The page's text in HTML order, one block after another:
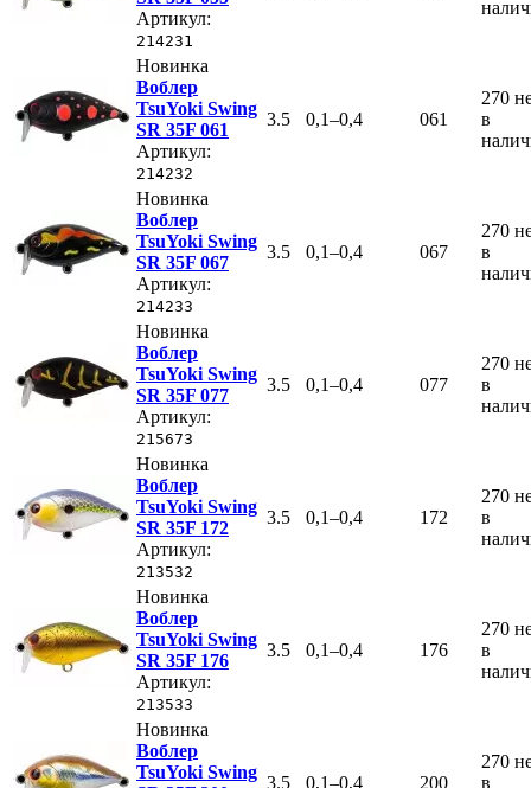
Артикул:
214231
Новинка
Воблер
TsuYoki Swing
SR 35F 061
Артикул:
214232
3.5 0,1–0,4 061
270
в
Новинка
Воблер
TsuYoki Swing
SR 35F 067
Артикул:
214233
3.5 0,1–0,4 067
270
в
Новинка
Воблер
TsuYoki Swing
SR 35F 077
Артикул:
215673
3.5 0,1–0,4 077
270
в
Новинка
Воблер
TsuYoki Swing
SR 35F 172
Артикул:
213532
3.5 0,1–0,4 172
270
в
Новинка
Воблер
TsuYoki Swing
SR 35F 176
Артикул:
213533
3.5 0,1–0,4 176
270
в
Новинка
Воблер
TsuYoki Swing
3.5 0,1–0,4 200
270
в